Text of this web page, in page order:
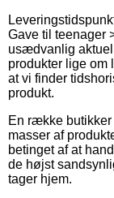
Gave til teenager
usædvanlig
produkter lige om
at vi finder
produkt.
En række butikker
masser af
betinget af at
de højst
tager hjem.